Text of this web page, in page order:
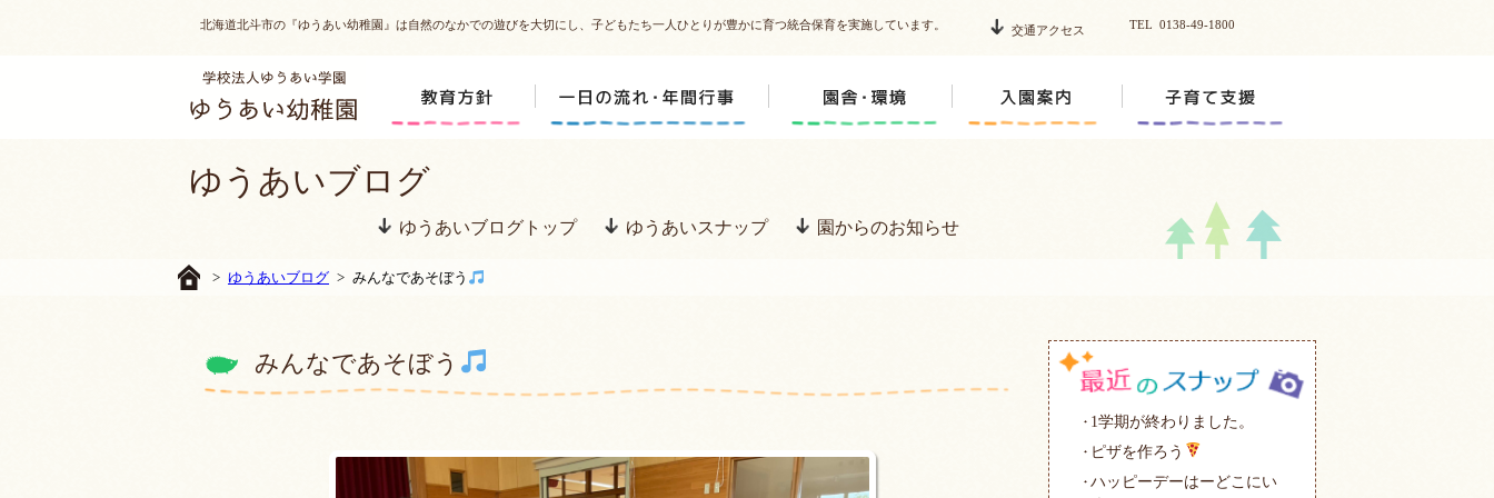
北海道北斗市の『ゆうあい幼稚園』は自然のなかでの遊びを大切にし、子どもたち一人ひとりが豊かに育つ統合保育を実施しています。 交通アクセス TEL 0138-49-1800
ゆうあいブログ
ゆうあいブログトップ ゆうあいスナップ 園からのお知らせ
> ゆうあいブログ > みんなであそぼう
みんなであそぼう
1学期が終わりました。
ピザを作ろう
ハッピーデーはーどこにい